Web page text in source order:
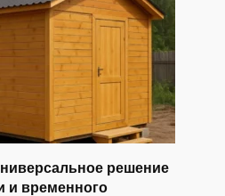
решение
и временного